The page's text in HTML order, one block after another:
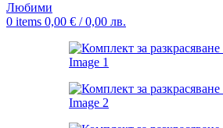
Любими
0 items 0,00 € / 0,00 лв.